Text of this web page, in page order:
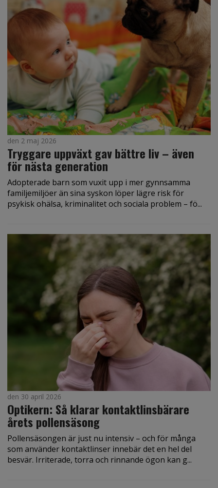
den 2 maj 2026
Tryggare uppväxt gav bättre liv – även
för nästa generation
Adopterade barn som vuxit upp i mer gynnsamma
familjemiljöer än sina syskon löper lägre risk för
psykisk ohälsa, kriminalitet och sociala problem – fö...
den 30 april 2026
Optikern: Så klarar kontaktlinsbärare
årets pollensäsong
Pollensäsongen är just nu intensiv – och för många
som använder kontaktlinser innebär det en hel del
besvär. Irriterade, torra och rinnande ögon kan g...